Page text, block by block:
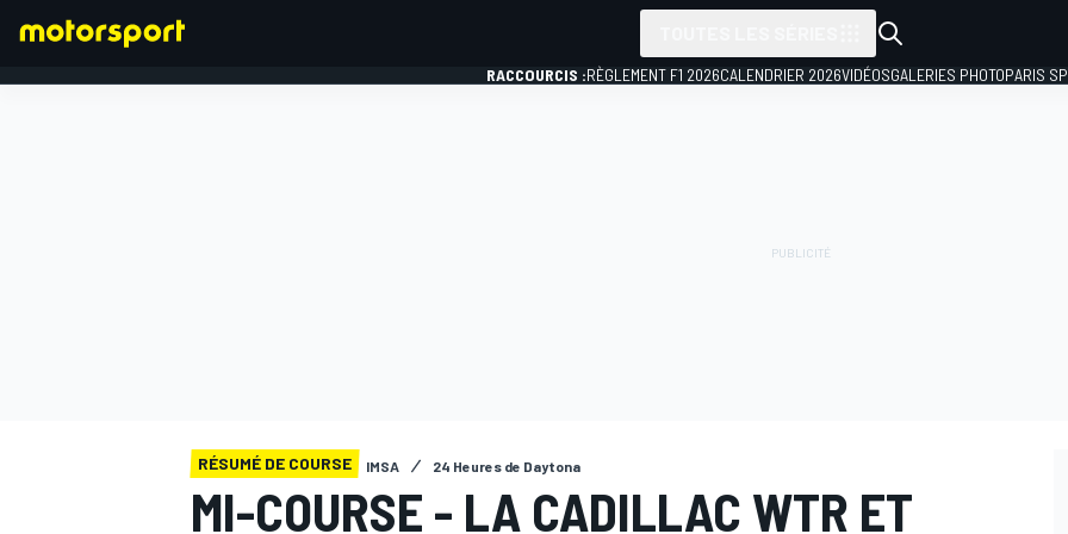
RACCOURCIS :RÈGLEMENT F1 2026CALENDRIER 2026VIDÉOSGALERIES PHOTOPARIS
RÉSUMÉ DE COURSE IMSA 24 Heures de Daytona
MI-COURSE - LA CADILLAC WTR ET